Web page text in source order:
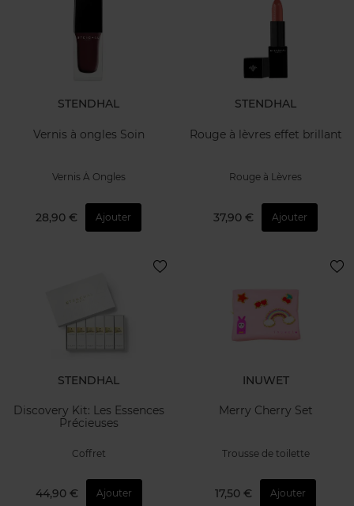
STENDHAL
Vernis à ongles Soin
Vernis À Ongles
28,90 € Ajouter
STENDHAL
Rouge à lèvres effet brillant
Rouge à Lèvres
37,90 € Ajouter
STENDHAL
Discovery Kit: Les Essences
Précieuses
Coffret
44,90 € Ajouter
INUWET
Merry Cherry Set
Trousse de toilette
17,50 € Ajouter